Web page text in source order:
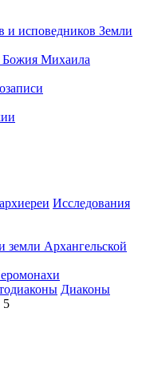
Исследования
земли Архангельской
Диаконы
5